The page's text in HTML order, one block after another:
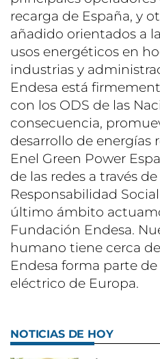
recarga de España, y
añadido orientados a
usos energéticos en
industrias y
Endesa está
con los ODS de las
consecuencia,
desarrollo de energías
Enel Green Power
de las redes a través
Responsabilidad
último ámbito
Fundación Endesa.
humano tiene cerca
Endesa forma parte
eléctrico de Europa.
NOTICIAS DE HOY